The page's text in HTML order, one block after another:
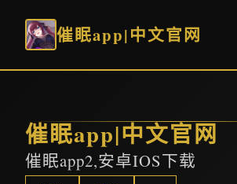
催眠app|中文官网
催眠app|中文官网
催眠app2,安卓IOS下载